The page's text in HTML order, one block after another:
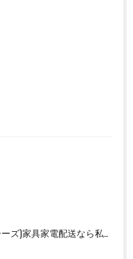
船橋株式会社C's(シーズ)家具家電配送なら私たちにお任せください！